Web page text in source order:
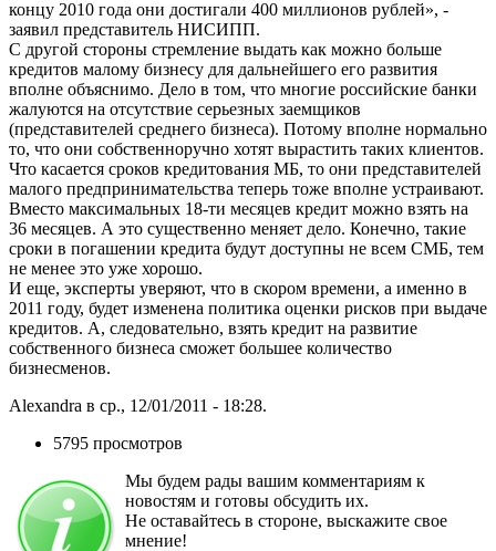
концу 2010 года они достигали 400 миллионов рублей», -
заявил представитель НИСИПП.
С другой стороны стремление выдать как можно больше
кредитов малому бизнесу для дальнейшего его развития
вполне объяснимо. Дело в том, что многие российские банки
жалуются на отсутствие серьезных заемщиков
(представителей среднего бизнеса). Потому вполне нормально
то, что они собственноручно хотят вырастить таких клиентов.
Что касается сроков кредитования МБ, то они представителей
малого предпринимательства теперь тоже вполне устраивают.
Вместо максимальных 18-ти месяцев кредит можно взять на
36 месяцев. А это существенно меняет дело. Конечно, такие
сроки в погашении кредита будут доступны не всем СМБ, тем
не менее это уже хорошо.
И еще, эксперты уверяют, что в скором времени, а именно в
2011 году, будет изменена политика оценки рисков при выдаче
кредитов. А, следовательно, взять кредит на развитие
собственного бизнеса сможет большее количество
бизнесменов.
Alexandra в ср., 12/01/2011 - 18:28.
5795 просмотров
Мы будем рады вашим комментариям к
новостям и готовы обсудить их.
Не оставайтесь в стороне, выскажите свое
мнение!